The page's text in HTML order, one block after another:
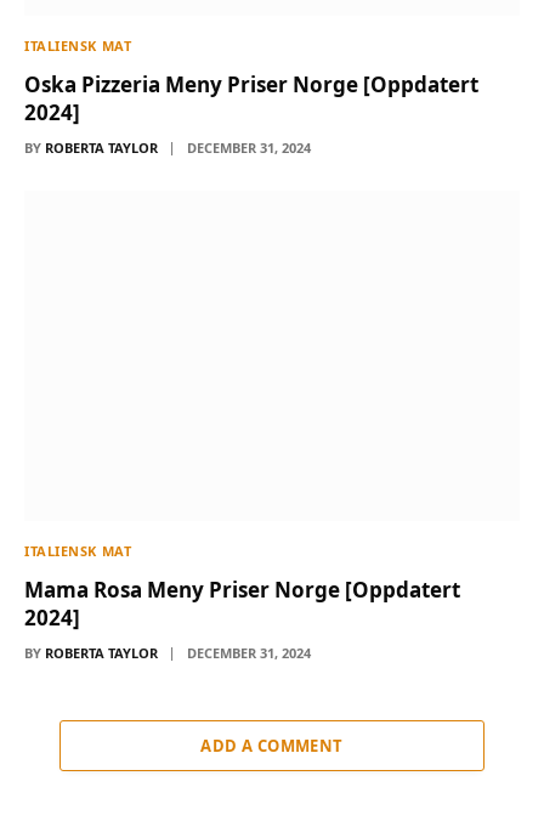
ITALIENSK MAT
Oska Pizzeria Meny Priser Norge [Oppdatert
2024]
BY ROBERTA TAYLOR DECEMBER 31, 2024
ITALIENSK MAT
Mama Rosa Meny Priser Norge [Oppdatert
2024]
BY ROBERTA TAYLOR DECEMBER 31, 2024
ADD A COMMENT